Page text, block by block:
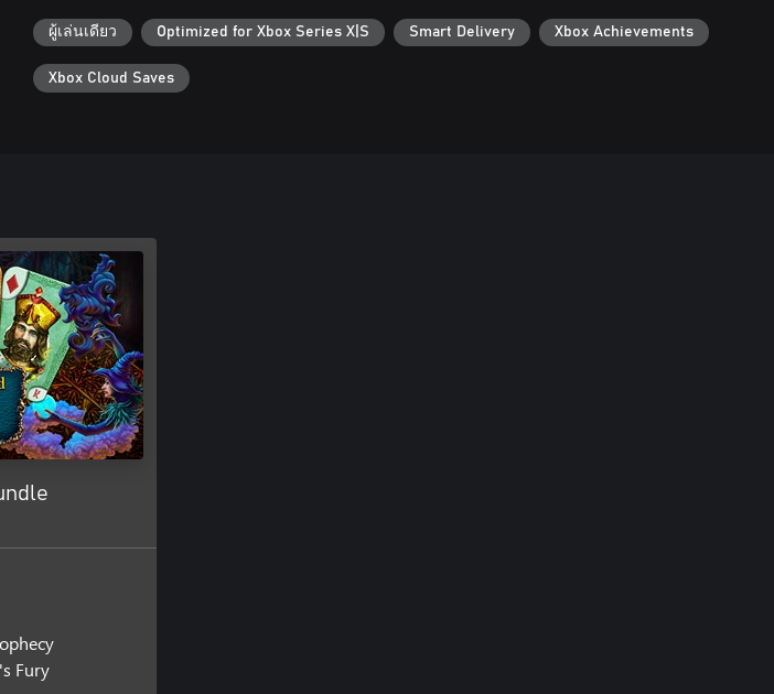
ผู้เล่นเดียว Optimized for Xbox Series X|S Smart Delivery Xbox Achievements
Xbox Cloud Saves
Fury